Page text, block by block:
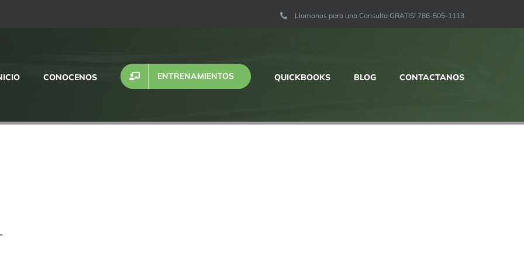
Llamanos para una Consulta GRATIS! 786-505-1113
CONOCENOS ENTRENAMIENTOS QUICKBOOKS BLOG CONTACTANOS